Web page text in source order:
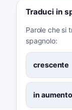
Traduci in
Parole che si
spagnolo:
crescente
in aumento